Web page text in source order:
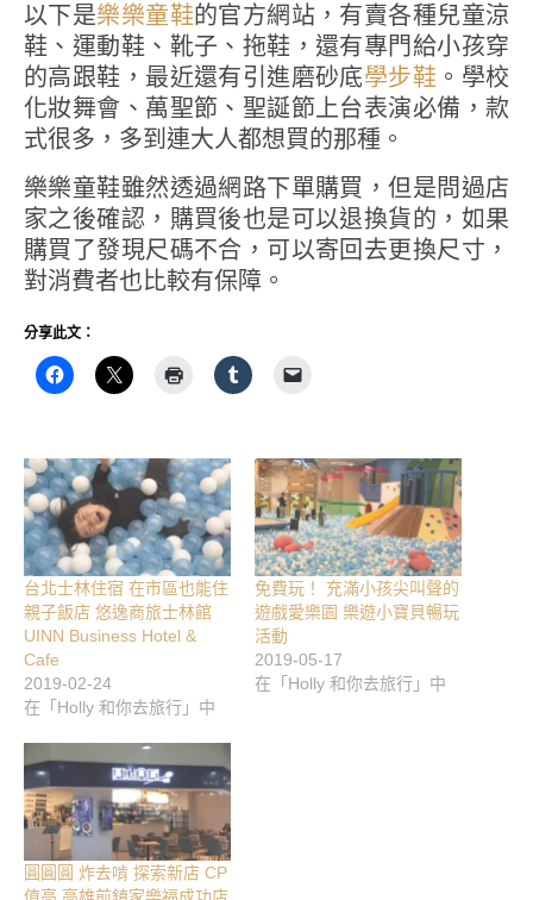
以下是樂樂童鞋的官方網站，有賣各種兒童涼
鞋、運動鞋、靴子、拖鞋，還有專門給小孩穿
的高跟鞋，最近還有引進磨砂底學步鞋 。學校
化妝舞會、萬聖節、聖誕節上台表演必備，款
式很多，多到連大人都想買的那種。
樂樂童鞋雖然透過網路下單購買，但是問過店
家之後確認，購買後也是可以退換貨的，如果
購買了發現尺碼不合，可以寄回去更換尺寸，
對消費者也比較有保障。
分享此文：
台北士林住宿 在市區也能住
親子飯店 悠逸商旅士林館
UINN Business Hotel &
Cafe
2019-02-24
在「Holly 和你去旅行」中
免費玩！ 充滿小孩尖叫聲的
遊戲愛樂園 樂遊小寶貝暢玩
活動
2019-05-17
在「Holly 和你去旅行」中
圓圓圓 炸去啃 探索新店 CP